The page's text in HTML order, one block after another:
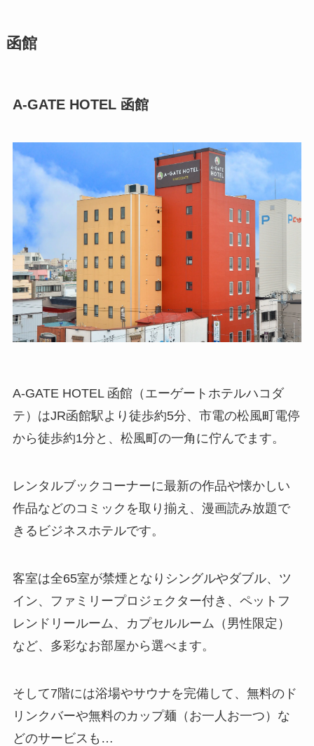
函館
A-GATE HOTEL 函館
A-GATE HOTEL 函館（エーゲートホテルハコダ
テ）はJR函館駅より徒歩約5分、市電の松風町電停
から徒歩約1分と、松風町の一角に佇んでます。
レンタルブックコーナーに最新の作品や懐かしい
作品などのコミックを取り揃え、漫画読み放題で
きるビジネスホテルです。
客室は全65室が禁煙となりシングルやダブル、ツ
イン、ファミリープロジェクター付き、ペットフ
レンドリールーム、カプセルルーム（男性限定）
など、多彩なお部屋から選べます。
そして7階には浴場やサウナを完備して、無料のド
リンクバーや無料のカップ麺（お一人お一つ）な
どのサービスも…